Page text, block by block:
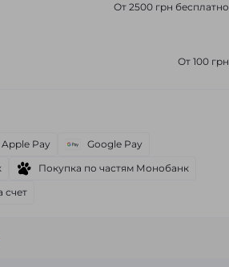
От 2500 грн бесплатно
От 100 грн
Apple Pay
Google Pay
Покупка по частям Монобанк
счет